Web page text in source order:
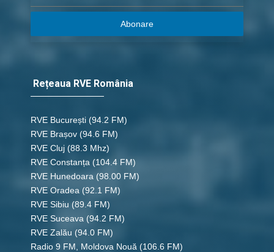
Abonare
Rețeaua RVE România
RVE București (94.2 FM)
RVE Brașov (94.6 FM)
RVE Cluj (88.3 Mhz)
RVE Constanța (104.4 FM)
RVE Hunedoara (98.00 FM)
RVE Oradea (92.1 FM)
RVE Sibiu (89.4 FM)
RVE Suceava (94.2 FM)
RVE Zalău (94.0 FM)
Radio 9 FM, Moldova Nouă (106.6 FM)